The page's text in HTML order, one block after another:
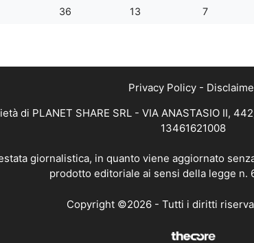
36 13 7
Privacy Policy-
di PLANET SHARE SRL - VIA ANASTASIO II,
13461621008
giornalistica, in quanto viene aggiornato
prodotto editoriale ai sensi della legge n.
Copyright ©2026 - Tutti i diritti